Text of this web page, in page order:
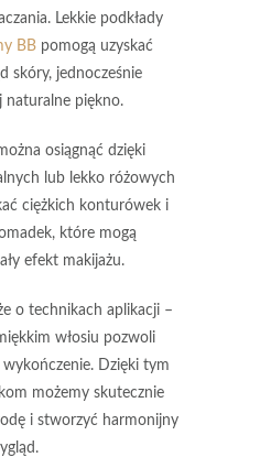
Lekkie podkłady
BBpomogą uzyskać
skóry, jednocześnie
naturalne piękno.
osiągnąć dzięki
lub lekko różowych
ciężkich konturówek i
które mogą
efekt makijażu.
o technikach aplikacji –
włosiu pozwoli
wykończenie. Dzięki tym
możemy skutecznie
i stworzyć harmonijny
.